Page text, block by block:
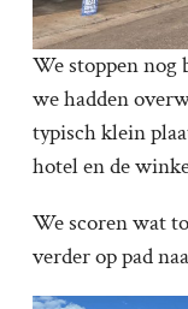
We stoppen nog
we hadden
typisch klein
hotel en de
We scoren wat
verder op pad